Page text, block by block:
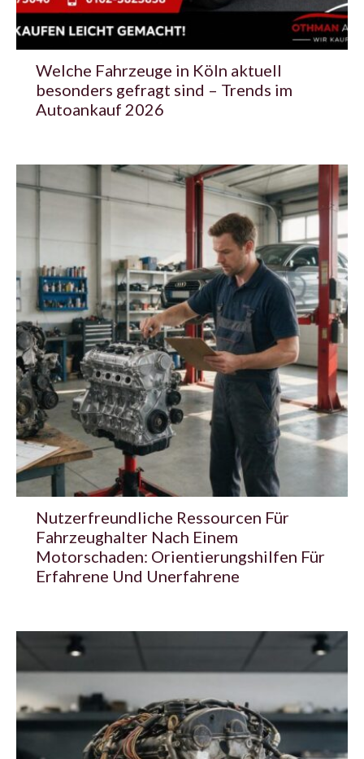
Welche Fahrzeuge in Köln aktuell
besonders gefragt sind – Trends im
Autoankauf 2026
Nutzerfreundliche Ressourcen Für
Fahrzeughalter Nach Einem
Motorschaden: Orientierungshilfen Für
Erfahrene Und Unerfahrene